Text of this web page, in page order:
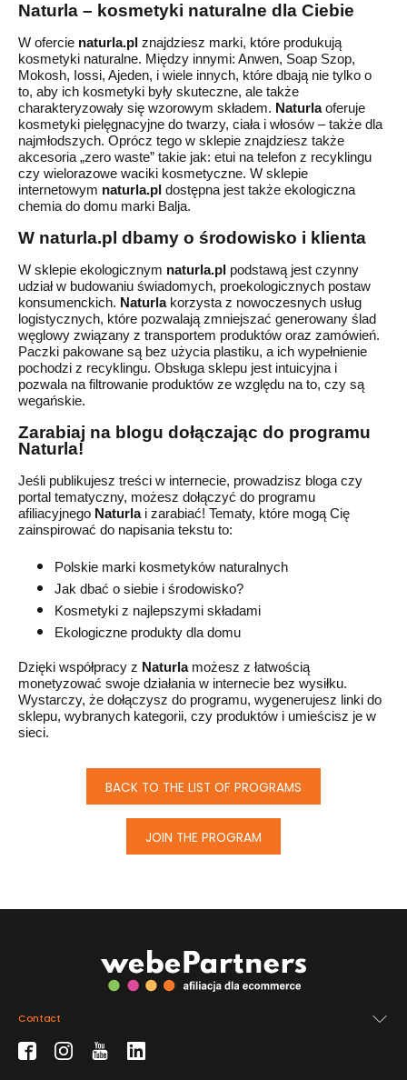
Naturla – kosmetyki naturalne dla Ciebie
W ofercie naturla.pl znajdziesz marki, które produkują
kosmetyki naturalne. Między innymi: Anwen, Soap Szop,
Mokosh, Iossi, Ajeden, i wiele innych, które dbają nie tylko o
to, aby ich kosmetyki były skuteczne, ale także
charakteryzowały się wzorowym składem. Naturlaoferuje
kosmetyki pielęgnacyjne do twarzy, ciała i włosów – także dla
najmłodszych. Oprócz tego w sklepie znajdziesz także
akcesoria „zero waste” takie jak: etui na telefon z recyklingu
czy wielorazowe waciki kosmetyczne. W sklepie
internetowym naturla.pl dostępna jest także ekologiczna
chemia do domu marki Balja.
W naturla.pl dbamy o środowisko i klienta
W sklepie ekologicznym naturla.pl podstawą jest czynny
udział w budowaniu świadomych, proekologicznych postaw
konsumenckich. Naturla korzysta z nowoczesnych usług
logistycznych, które pozwalają zmniejszać generowany ślad
węglowy związany z transportem produktów oraz zamówień.
Paczki pakowane są bez użycia plastiku, a ich wypełnienie
pochodzi z recyklingu. Obsługa sklepu jest intuicyjna i
pozwala na filtrowanie produktów ze względu na to, czy są
wegańskie.
Zarabiaj na blogu dołączając do programu
Naturla!
Jeśli publikujesz treści w internecie, prowadzisz bloga czy
portal tematyczny, możesz dołączyć do programu
afiliacyjnego Naturla i zarabiać! Tematy, które mogą Cię
zainspirować do napisania tekstu to:
Polskie marki kosmetyków naturalnych
Jak dbać o siebie i środowisko?
Kosmetyki z najlepszymi składami
Ekologiczne produkty dla domu
Dzięki współpracy z Naturla możesz z łatwością
monetyzować swoje działania w internecie bez wysiłku.
Wystarczy, że dołączysz do programu, wygenerujesz linki do
sklepu, wybranych kategorii, czy produktów i umieścisz je w
sieci.
BACK TO THE LIST OF PROGRAMS
JOIN THE PROGRAM
Contact